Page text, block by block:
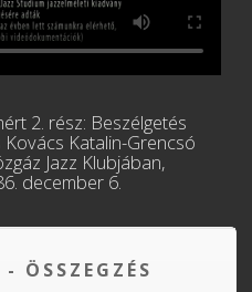
2. rész: Beszélgetés
Katalin-Grencsó
Jazz Klubjában,
december 6.
- ÖSSZEGZÉS